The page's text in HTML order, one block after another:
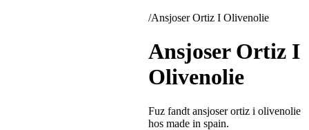
/Ansjoser Ortiz I Olivenolie
Ansjoser Ortiz I
Olivenolie
Fuz fandt ansjoser ortiz i olivenolie
hos made in spain.